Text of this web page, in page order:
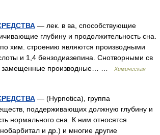
— лек. в ва, способствующие
глубину и продолжительность сна.
хим. строению являются производными
и 1,4 бензодиазепина. Снотворными св
замещенные производные… …
Химическая
— (Hypnotica), группа
поддерживающих должную глубину и
нормального сна. К ним относятся
и др.) и многие другие